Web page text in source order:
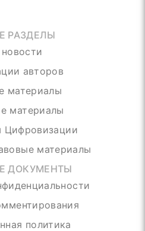
РАЗДЕЛЫ
авторов
материалы
материалы
Цифровизации
материалы
ДОКУМЕНТЫ
политика